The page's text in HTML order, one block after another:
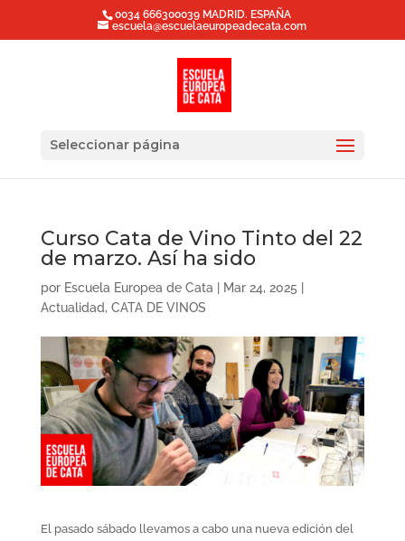
0034 666300039 MADRID. ESPAÑA
escuela@escuelaeuropeadecata.com
Seleccionar página
Curso Cata de Vino Tinto del 22
de marzo. Así ha sido
por Escuela Europea de Cata Mar 24, 2025
Actualidad, CATA DE VINOS
El pasado sábado llevamos a cabo una nueva edición del